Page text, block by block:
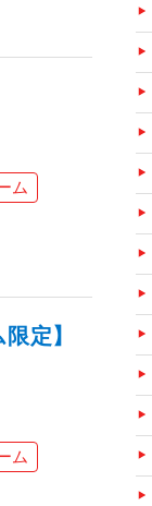
ム
定】
ム